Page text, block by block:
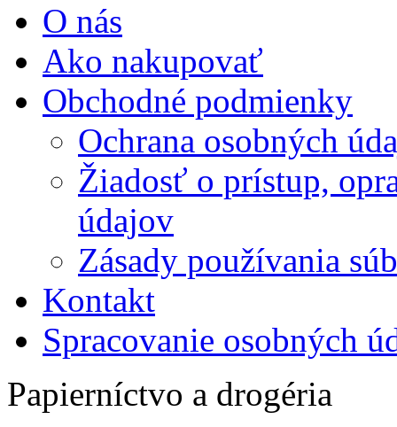
O nás
Ako nakupovať
Obchodné podmienky
Ochrana osobných
Žiadosť o prístup,
údajov
Zásady používania
Kontakt
Spracovanie osobných
Papierníctvo a drogéria